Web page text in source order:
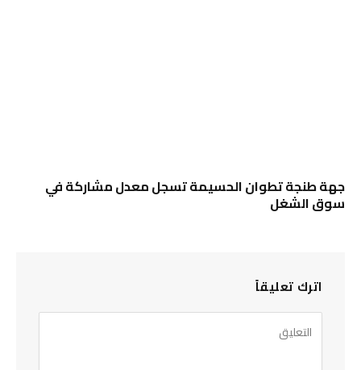
جهة طنجة تطوان الحسيمة تسجل معدل مشاركة في
سوق الشغل
اترك تعليقاً